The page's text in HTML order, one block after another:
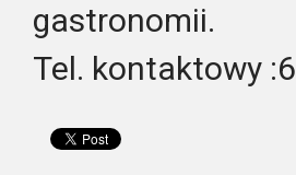
gastronomii.
Tel. kontaktowy